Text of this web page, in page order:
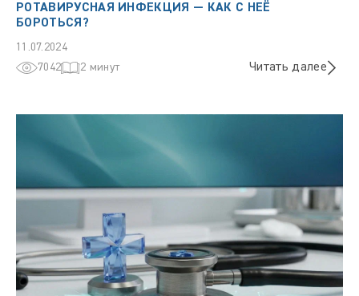
РОТАВИРУСНАЯ ИНФЕКЦИЯ — КАК С НЕЁ
БОРОТЬСЯ?
11.07.2024
7042
2 минут Читать далее